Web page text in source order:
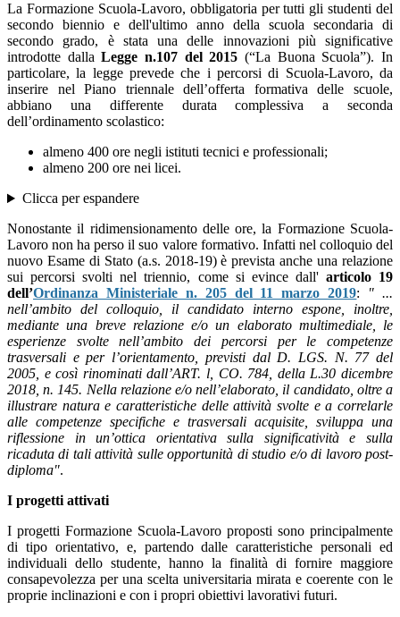
La Formazione Scuola-Lavoro, obbligatoria per tutti gli studenti del
secondo biennio e dell'ultimo anno della scuola secondaria di
secondo grado, è stata una delle innovazioni più significative
introdotte dallaLegge n.107 del 2015 (“La Buona Scuola”).In
particolare, la legge prevede che i percorsi di Scuola-Lavoro, da
inserire nel Piano triennale dell’offerta formativa delle scuole,
abbiano una differente durata complessiva a seconda
dell’ordinamento scolastico:
almeno 400 ore negli istituti tecnici e professionali;
almeno 200 ore nei licei.
Clicca per espandere
Nonostante il ridimensionamento delle ore, la Formazione Scuola-
Lavoro non ha perso il suo valore formativo. Infatti nel colloquio del
nuovo Esame di Stato (a.s. 2018-19) è prevista anche una relazione
sui percorsi svolti nel triennio, come si evince dall' articolo 19
dell’Ordinanza Ministeriale n. 205 del 11 marzo 2019:
" ...
nell’ambito del colloquio, il candidato interno espone, inoltre,
mediante una breve relazione e/o un elaborato multimediale, le
esperienze svolte nell’ambito dei percorsi per le competenze
trasversali e per l’orientamento, previsti dal D. LGS. N. 77 del
2005, e così rinominati dall’ART. l, CO. 784, della L.30 dicembre
2018, n. 145. Nella relazione e/o nell’elaborato, il candidato, oltre a
illustrare natura e caratteristiche delle attività svolte e a correlarle
alle competenze specifiche e trasversali acquisite, sviluppa una
riflessione in un’ottica orientativa sulla significatività e sulla
ricaduta di tali attività sulle opportunità di studio e/o di lavoro post-
diploma".
I progetti attivati
I progetti Formazione Scuola-Lavoro proposti sono principalmente
di tipo orientativo, e, partendo dalle caratteristiche personali ed
individuali dello studente, hanno la finalità di fornire maggiore
consapevolezza per una scelta universitaria mirata e coerente con le
proprie inclinazioni e con i propri obiettivi lavorativi futuri.